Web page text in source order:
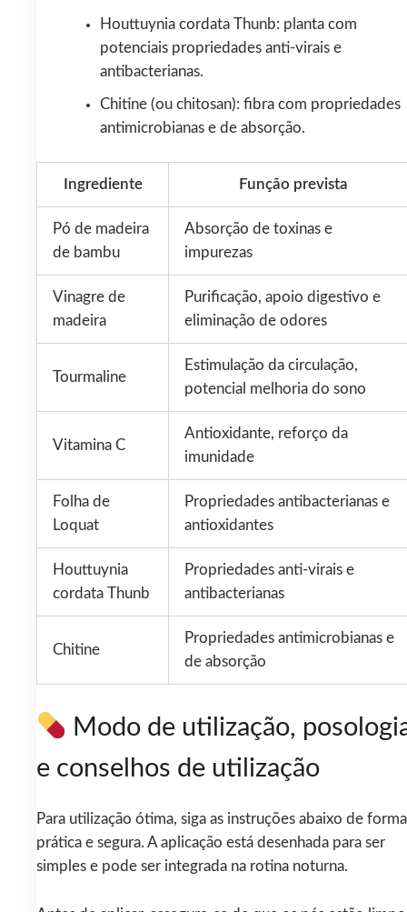
Houttuynia cordata Thunb: planta com
potenciais propriedades anti-virais e
antibacterianas.
Chitine (ou chitosan): fibra com propriedades
antimicrobianas e de absorção.
Ingrediente Função prevista
Pó de madeira
de bambu
Absorção de toxinas e
impurezas
Vinagre de
madeira
Purificação, apoio digestivo e
eliminação de odores
Tourmaline
Estimulação da circulação,
potencial melhoria do sono
Vitamina C
Antioxidante, reforço da
imunidade
Folha de
Loquat
Propriedades antibacterianas e
antioxidantes
Houttuynia
cordata Thunb
Propriedades anti-virais e
antibacterianas
Chitine
Propriedades antimicrobianas e
de absorção
Modo de utilização,
e conselhos de utilização
Para utilização ótima, siga as instruções abaixo de forma
prática e segura. A aplicação está desenhada para ser
simples e pode ser integrada na rotina noturna.